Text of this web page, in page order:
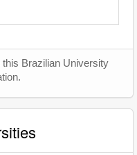
this Brazilian University